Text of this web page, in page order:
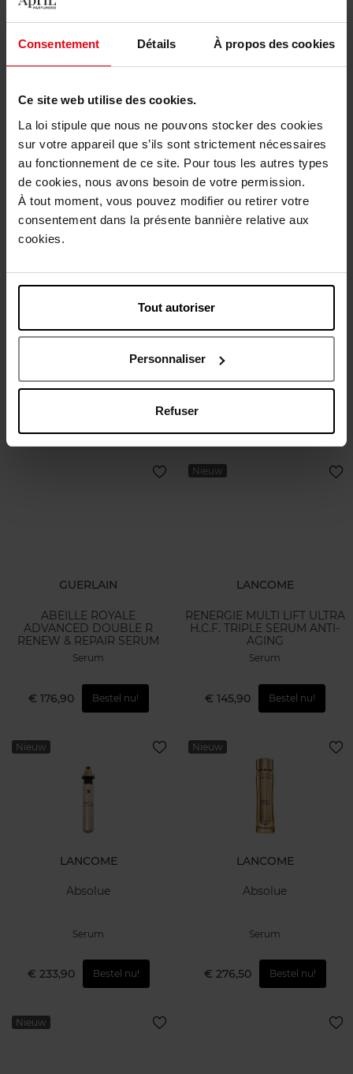
Consentement Détails À propos des cookies
Ce site web utilise des cookies.
La loi stipule que nous ne pouvons stocker des cookies
sur votre appareil que s’ils sont strictement nécessaires
au fonctionnement de ce site. Pour tous les autres types
de cookies, nous avons besoin de votre permission.
À tout moment, vous pouvez modifier ou retirer votre
consentement dans la présente bannière relative aux
cookies.
Tout autoriser
Personnaliser
Refuser
RECETTE MERVEILLEUSE
€ 115,50 Bestel nu!
RECETTE MERVEILLEUSE
€ 115,50 Bestel nu!
RECETTE MERVEILLEUSE
Oval Lift Remodeling Serum
PUR LUXE L'Oléo-Sérum
Serum
GUERLAIN
ABEILLE ROYALE
ADVANCED DOUBLE R
RENEW & REPAIR SERUM
Serum
€ 176,90 Bestel nu!
Nieuw
LANCOME
RENERGIE MULTI LIFT ULTRA
H.C.F. TRIPLE SERUM ANTI-
AGING
Serum
€ 145,90 Bestel nu!
Nieuw
LANCOME
Absolue
Serum
€ 233,90 Bestel nu!
Nieuw
LANCOME
Absolue
Serum
€ 276,50 Bestel nu!
Nieuw